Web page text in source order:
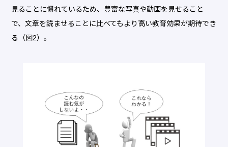
見ることに慣れているため、豊富な写真や動画を見せること
で、文章を読ませることに比べてもより高い教育効果が期待でき
る（図2）。